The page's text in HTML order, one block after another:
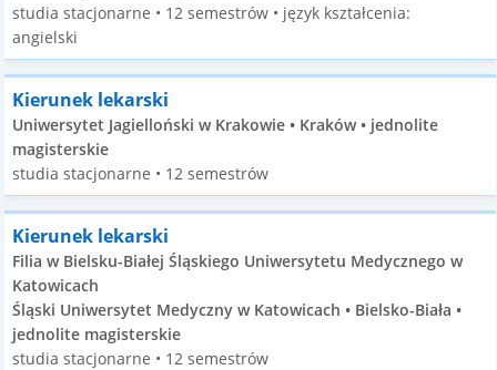
studia stacjonarne • 12 semestrów • język kształcenia:
angielski
Kierunek lekarski
Uniwersytet Jagielloński w Krakowie • Kraków • jednolite
magisterskie
studia stacjonarne • 12 semestrów
Kierunek lekarski
Filia w Bielsku-Białej Śląskiego Uniwersytetu Medycznego w
Katowicach
Śląski Uniwersytet Medyczny w Katowicach • Bielsko-Biała •
jednolite magisterskie
studia stacjonarne • 12 semestrów